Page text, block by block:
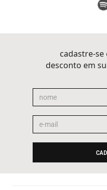
cadastre-se
desconto em